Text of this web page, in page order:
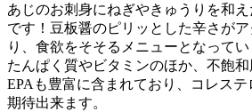
あじのお刺身にねぎやきゅうりを和
です！豆板醤のピリッとした辛さが
り、食欲をそそるメニューとなって
たんぱく質やビタミンのほか、不飽
EPAも豊富に含まれており、コレス
期待出来ます。